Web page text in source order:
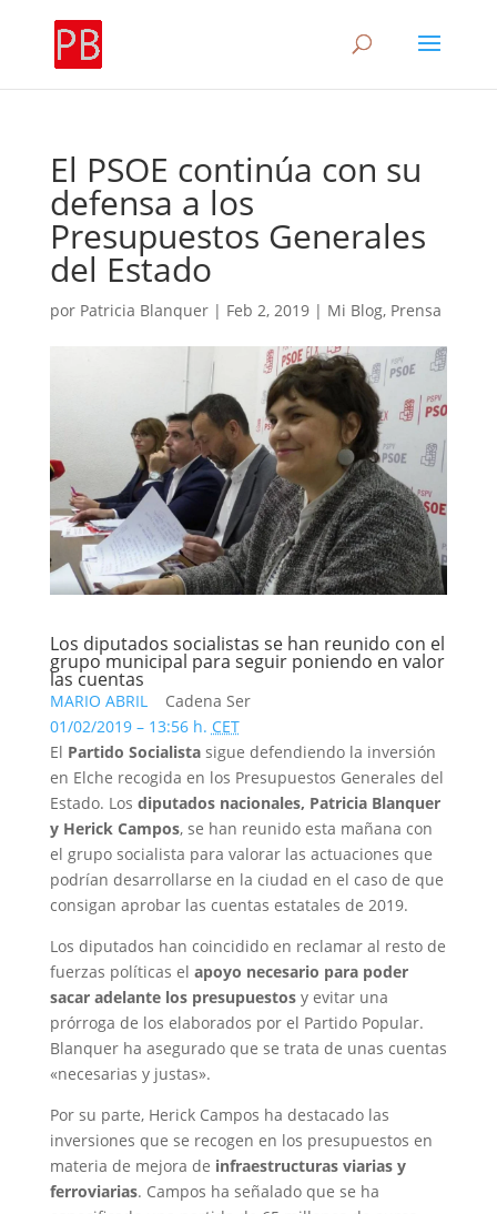
El PSOE continúa con su
defensa a los
Presupuestos Generales
del Estado
por Patricia Blanquer| Feb 2, 2019| Mi Blog, Prensa
Los diputados socialistas se han reunido con el
grupo municipal para seguir poniendo en valor
las cuentas
MARIO ABRILCadena Ser
01/02/2019 – 13:56 h. CET
El Partido Socialistasigue defendiendo la inversión
en Elche recogida en los Presupuestos Generales del
Estado. Los diputados nacionales, Patricia Blanquer
y Herick Campos, se han reunido esta mañana con
el grupo socialista para valorar las actuaciones que
podrían desarrollarse en la ciudad en el caso de que
consigan aprobar las cuentas estatales de 2019.
Los diputados han coincidido en reclamar al resto de
fuerzas políticas el apoyo necesario para poder
sacar adelante los presupuestosy evitar una
prórroga de los elaborados por el Partido Popular.
Blanquer ha asegurado que se trata de unas cuentas
«necesarias y justas».
Por su parte, Herick Campos ha destacado las
inversiones que se recogen en los presupuestos en
materia de mejora de infraestructuras viarias y
ferroviarias. Campos ha señalado que se ha